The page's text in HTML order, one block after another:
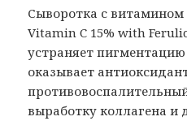
Сыворотка с витамином
Vitamin C 15% with
устраняет
оказывает
выработку коллагена и